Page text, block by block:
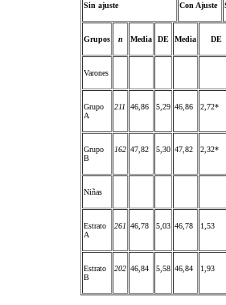
Sin ajuste Con Ajuste
Grupos n Media DE Media DE
Varones
Grupo
A
211 46,86 5,29 46,86 2,72*
Grupo
B
162 47,82 5,30 47,82 2,32*
Niñas
Estrato
A
261 46,78 5,03 46,78 1,53
Estrato
B
202 46,84 5,58 46,84 1,93